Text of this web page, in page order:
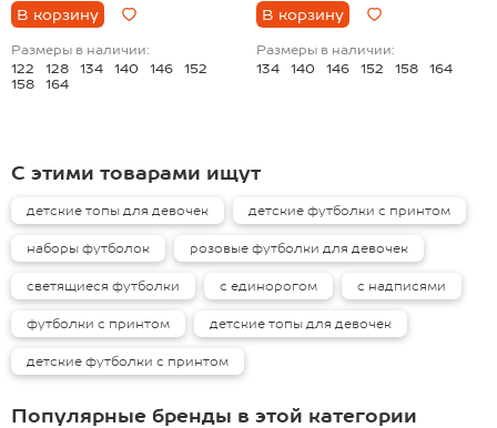
В корзину
Размеры в наличии:
122
128 134 140 146
152
158
164
В корзину
Размеры в наличии:
134
140 146 152 158 164
С этими товарами ищут
детские топы для девочек детские футболки с принтом
наборы футболок розовые футболки для девочек
светящиеся футболки с единорогом с надписями
футболки с принтом детские топы для девочек
детские футболки с принтом
Популярные бренды в этой категории